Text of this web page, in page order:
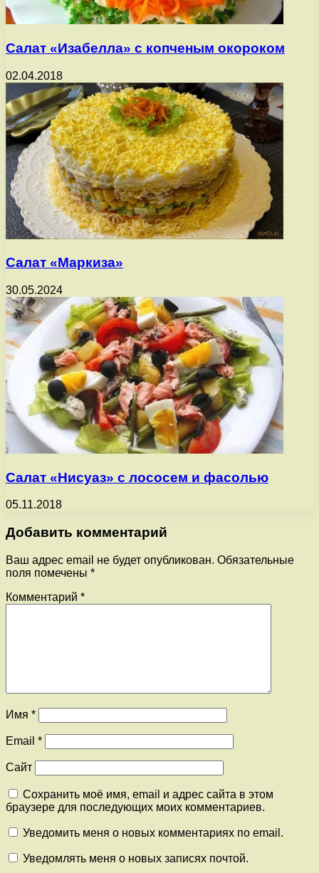
Салат «Изабелла» с копченым окороком
02.04.2018
Салат «Маркиза»
30.05.2024
Салат «Нисуаз» с лососем и фасолью
05.11.2018
Добавить комментарий
Ваш адрес email не будет опубликован. Обязательные
поля помечены *
Комментарий *
Имя *
Email *
Сайт
Сохранить моё имя, email и адрес сайта в этом
браузере для последующих моих комментариев.
Уведомить меня о новых комментариях по email.
Уведомлять меня о новых записях почтой.